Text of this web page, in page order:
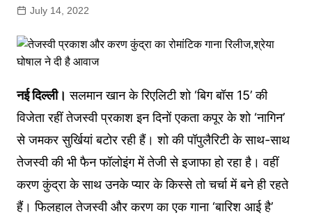
July 14, 2022
नई दिल्ली। सलमान खान के रिएलिटी शो ‘बिग बॉस 15’ की
विजेता रहीं तेजस्वी प्रकाश इन दिनों एकता कपूर के शो ‘नागिन’
से जमकर सुर्खियां बटोर रही हैं। शो की पॉपुलैरिटी के साथ-साथ
तेजस्वी की भी फैन फॉलोइंग में तेजी से इजाफा हो रहा है। वहीं
करण कुंद्रा के साथ उनके प्यार के किस्से तो चर्चा में बने ही रहते
हैं। फिलहाल तेजस्वी और करण का एक गाना ‘बारिश आई है’